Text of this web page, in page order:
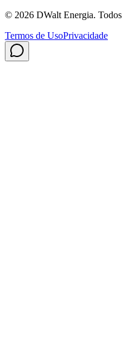
© 2026 DWalt Energia.
Termos de UsoPrivacidade